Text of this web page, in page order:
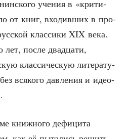
уче­ния в «кри­ти­
от книг, вхо­див­ших в про­
клас­си­ки XIX века.
лет, после два­дца­ти,
клас­си­че­скую лите­ра­ту­
вся­ко­го дав­ле­ния и идео­
книж­но­го дефи­ци­та